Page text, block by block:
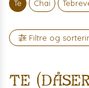
Te Chai
Filtre og
Te